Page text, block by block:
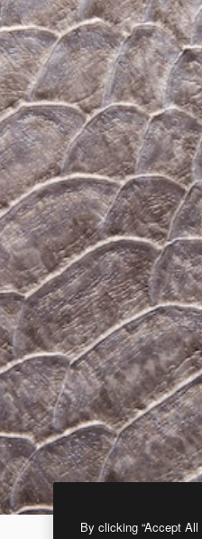
By clicking “Accept